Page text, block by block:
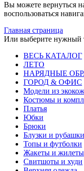
Вы можете вернуться
воспользоваться
Главная страница
Или выберите нужный
ВЕСЬ КАТАЛОГ
ЛЕТО
НАРЯДНЫЕ
ГОРОД & ОФИС
Модели из
Костюмы и
Платья
Юбки
Брюки
Блузки и рубашки
Топы и футболки
Жакеты и жилеты
Свитшоты и худи